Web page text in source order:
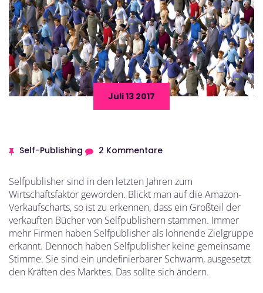
Juli 13 2017
Self-Publishing 2 Kommentare
Selfpublisher sind in den letzten Jahren zum
Wirtschaftsfaktor geworden. Blickt man auf die Amazon-
Verkaufscharts, so ist zu erkennen, dass ein Großteil der
verkauften Bücher von Selfpublishern stammen. Immer
mehr Firmen haben Selfpublisher als lohnende Zielgruppe
erkannt. Dennoch haben Selfpublisher keine gemeinsame
Stimme. Sie sind ein undefinierbarer Schwarm, ausgesetzt
den Kräften des Marktes. Das sollte sich ändern.